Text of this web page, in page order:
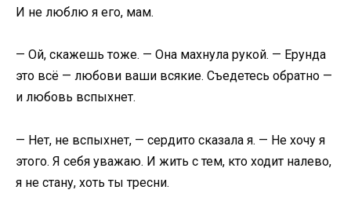
И не люблю я его, мам.
— Ой, скажешь тоже. — Она махнула рукой. — Ерунда
это всё — любови ваши всякие. Съедетесь обратно —
и любовь вспыхнет.
— Нет, не вспыхнет, — сердито сказала я. — Не хочу я
этого. Я себя уважаю. И жить с тем, кто ходит налево,
я не стану, хоть ты тресни.